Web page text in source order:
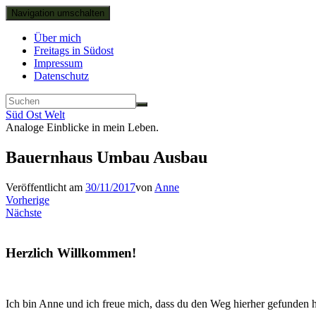
Navigation umschalten
Über mich
Freitags in Südost
Impressum
Datenschutz
Süd Ost Welt
Analoge Einblicke in mein Leben.
Bauernhaus Umbau Ausbau
Veröffentlicht am 30/11/2017von Anne
Vorherige
Nächste
Herzlich Willkommen!
Ich bin Anne und ich freue mich, dass du den Weg hierher gefunden